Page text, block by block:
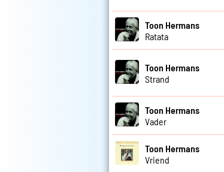
Toon Hermans
Ratata
Toon Hermans
Strand
Toon Hermans
Vader
Toon Hermans
Vriend